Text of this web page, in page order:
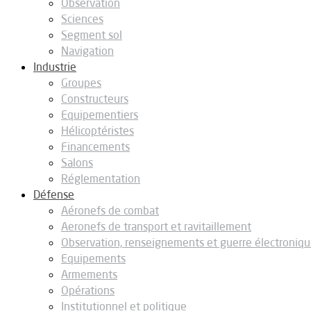
Observation
Sciences
Segment sol
Navigation
Industrie
Groupes
Constructeurs
Equipementiers
Hélicoptéristes
Financements
Salons
Réglementation
Défense
Aéronefs de combat
Aeronefs de transport et ravitaillement
Observation, renseignements et guerre
Equipements
Armements
Opérations
Institutionnel et politique